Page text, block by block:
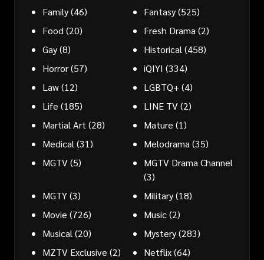
Family(46) Fantasy(525)
Food (20) Fresh Drama (2)
Gay(8) Historical (458)
Horror(57) iQIYI (334)
Law(12) LGBTQ+ (4)
Life (185) LINE TV(2)
Martial Art (28) Mature (1)
Medical (31) Melodrama (35)
MGTV(5)
MGTV Drama Channel
(3)
MGTY(3) Military(18)
Movie (726) Music(2)
Musical (20) Mystery(283)
MZTV Exclusive (2) Netflix(64)